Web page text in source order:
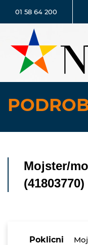
01 58 64 200
Mojster/
(41803770)
Poklicni